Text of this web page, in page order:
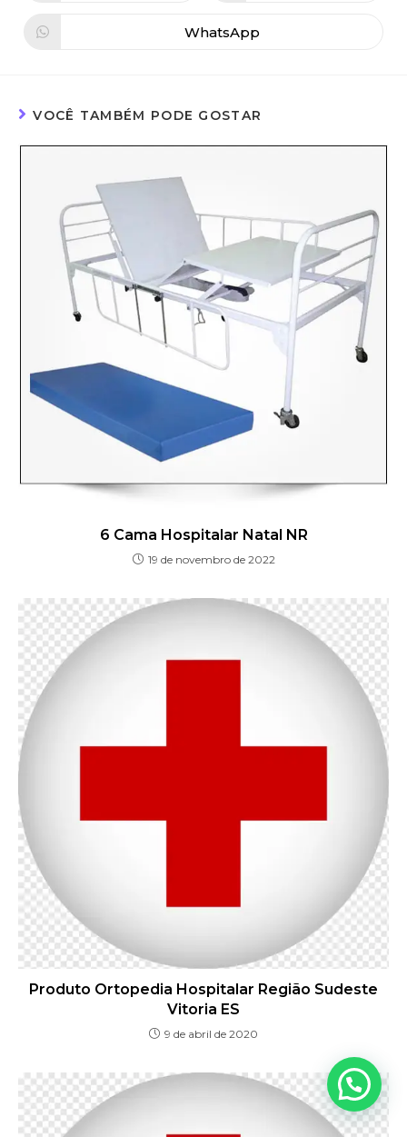
WhatsApp
VOCÊ TAMBÉM PODE GOSTAR
6 Cama Hospitalar Natal NR
19 de novembro de 2022
Produto Ortopedia Hospitalar Região Sudeste
Vitoria ES
9 de abril de 2020